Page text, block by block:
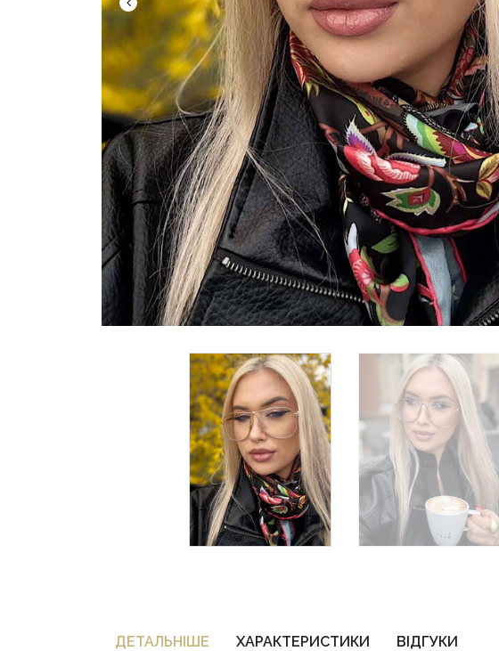
ДЕТАЛЬНIШЕ ХАРАКТЕРИСТИКИ ВІДГУКИ